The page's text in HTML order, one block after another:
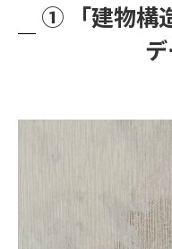
① 「建物構